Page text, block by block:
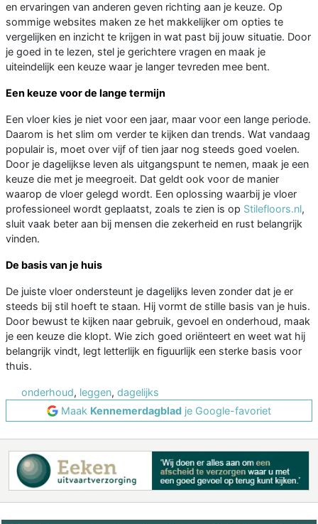
en ervaringen van anderen geven richting aan je keuze. Op
sommige websites maken ze het makkelijker om opties te
vergelijken en inzicht te krijgen in wat past bij jouw situatie. Door
je goed in te lezen, stel je gerichtere vragen en maak je
uiteindelijk een keuze waar je langer tevreden mee bent.
Een keuze voor de lange termijn
Een vloer kies je niet voor een jaar, maar voor een lange periode.
Daarom is het slim om verder te kijken dan trends. Wat vandaag
populair is, moet over vijf of tien jaar nog steeds goed voelen.
Door je dagelijkse leven als uitgangspunt te nemen, maak je een
keuze die met je meegroeit. Dat geldt ook voor de manier
waarop de vloer gelegd wordt. Een oplossing waarbij je vloer
professioneel wordt geplaatst, zoals te zien is op Stilefloors.nl,
sluit vaak beter aan bij mensen die zekerheid en rust belangrijk
vinden.
De basis van je huis
De juiste vloer ondersteunt je dagelijks leven zonder dat je er
steeds bij stil hoeft te staan. Hij vormt de stille basis van je huis.
Door bewust te kijken naar gebruik, gevoel en onderhoud, maak
je een keuze die klopt. Wie zich goed oriënteert en weet wat hij
belangrijk vindt, legt letterlijk en figuurlijk een sterke basis voor
thuis.
onderhoud, leggen, dagelijks
Maak Kennemerdagblad je Google-favoriet